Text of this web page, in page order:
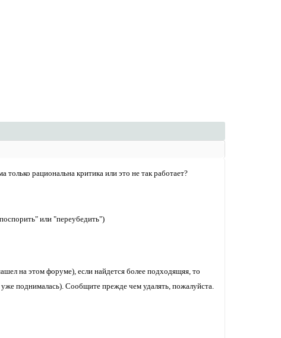
рациональна критика или это не так работает?
или "переубедить")
на этом форуме), если найдется более подходящяя, то
поднималась). Сообщите прежде чем удалять, пожалуйста.